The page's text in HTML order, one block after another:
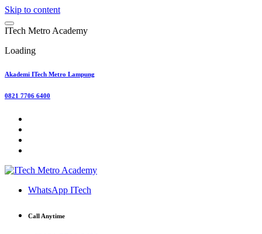
Skip to content
ITech Metro Academy
Loading
Akademi ITech Metro Lampung
0821 7706 6400
WhatsApp ITech
Call Anytime